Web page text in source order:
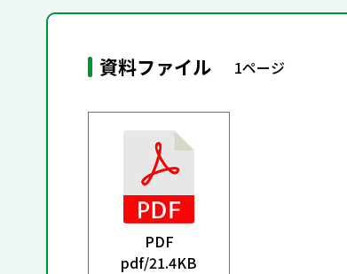
資料ファイル 1ページ
PDF
pdf/21.4KB